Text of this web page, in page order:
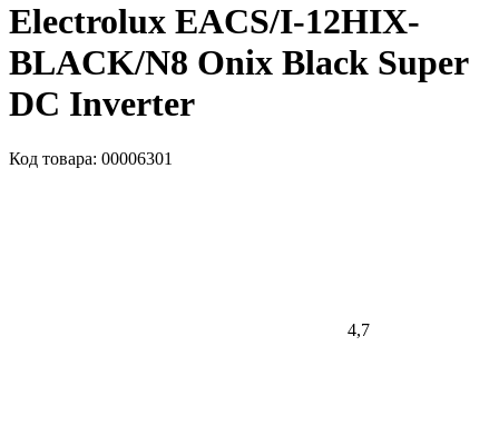
Electrolux EACS/I-12HIX-
BLACK/N8 Onix Black Super
DC Inverter
Код товара: 00006301
4,7